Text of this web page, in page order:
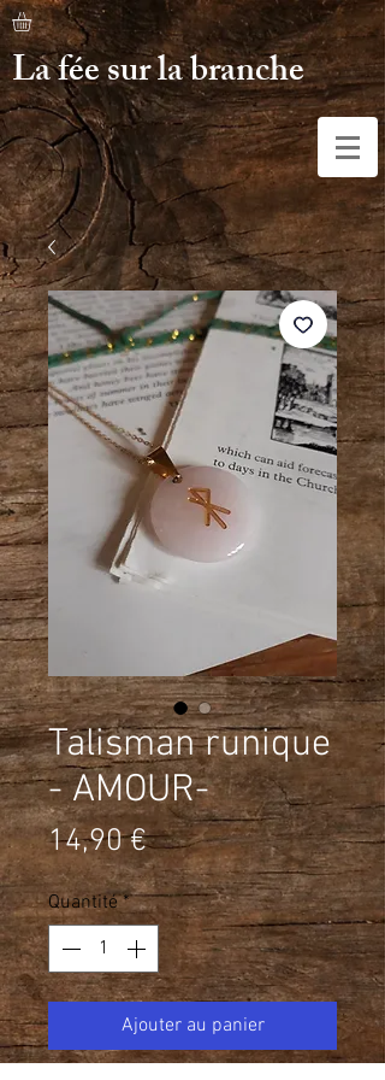
La fée sur la branche
Talisman runique
- AMOUR-
14,90 €Prix
Quantité *
Ajouter au panier